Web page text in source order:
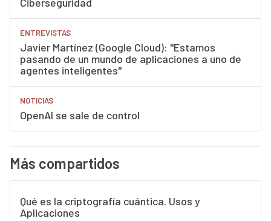
ENTREVISTAS
Javier Martínez (Google Cloud): "Estamos
pasando de un mundo de aplicaciones a uno de
agentes inteligentes"
NOTICIAS
OpenAI se sale de control
Más compartidos
Qué es la criptografía cuántica. Usos y
Aplicaciones